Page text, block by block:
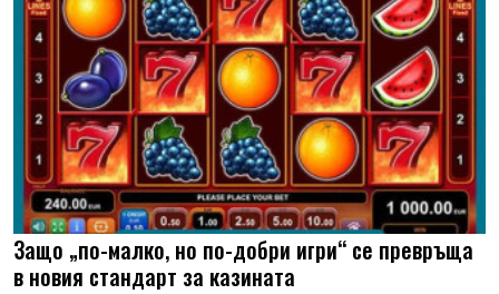
Защо „по-малко, но по-добри игри“ се превръща
в новия стандарт за казината